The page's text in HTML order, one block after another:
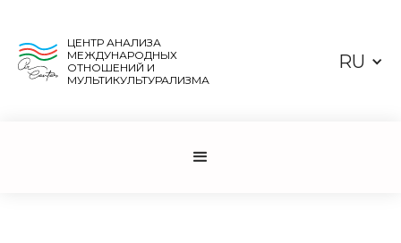
ЦЕНТР АНАЛИЗА
МЕЖДУНАРОДНЫХ
ОТНОШЕНИЙ И
МУЛЬТИКУЛЬТУРАЛИЗМА
RU